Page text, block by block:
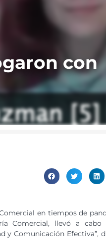
con
en tiempos de
Comercial, llevó a
y Comunicación Efectiva”,